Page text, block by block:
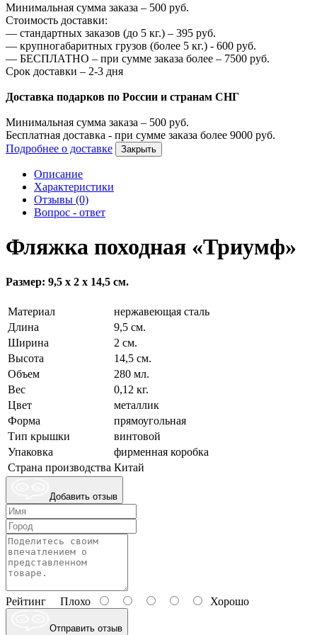
Минимальная сумма заказа – 500 руб.
Стоимость доставки:
— стандартных заказов (до 5 кг.) – 395 руб.
— крупногабаритных грузов (более 5 кг.) - 600 руб.
— БЕСПЛАТНО – при сумме заказа более – 7500 руб.
Срок доставки – 2-3 дня
Доставка подарков по России и странам СНГ
Минимальная сумма заказа – 500 руб.
Бесплатная доставка - при сумме заказа более 9000 руб.
Подробнее о доставке
Закрыть
Описание
Характеристики
Отзывы (0)
Вопрос - ответ
Фляжка походная «Триумф»
Размер: 9,5 х 2 х 14,5 см.
Материал
нержавеющая сталь
Длина
9,5 см.
Ширина
2 см.
Высота
14,5 см.
Объем
280 мл.
Вес
0,12 кг.
Цвет
металлик
Форма
прямоугольная
Тип крышки
винтовой
Упаковка
фирменная коробка
Страна производства Китай
Добавить отзыв
Рейтинг Плохо Хорошо
Отправить отзыв